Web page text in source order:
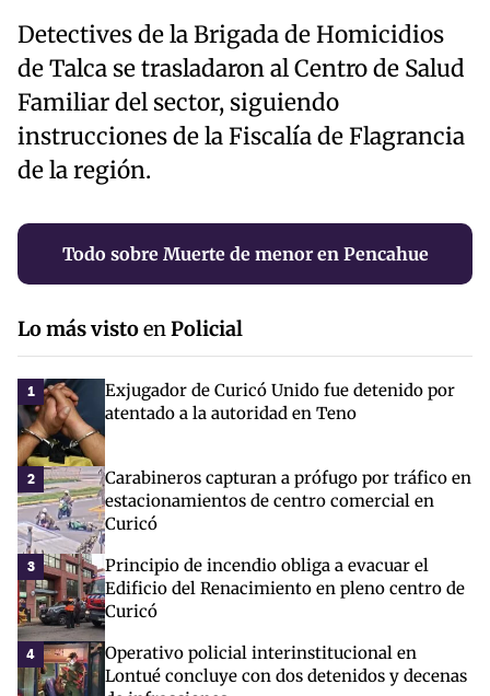
Detectives de la Brigada de Homicidios
de Talca se trasladaron al Centro de Salud
Familiar del sector, siguiendo
instrucciones de la Fiscalía de Flagrancia
de la región.
Todo sobre Muerte de menor en Pencahue
Lo más vistoenPolicial
1
Exjugador de Curicó Unido fue detenido por
atentado a la autoridad en Teno
2
Carabineros capturan a prófugo por tráfico en
estacionamientos de centro comercial en
Curicó
3
Principio de incendio obliga a evacuar el
Edificio del Renacimiento en pleno centro de
Curicó
4
Operativo policial interinstitucional en
Lontué concluye con dos detenidos y decenas